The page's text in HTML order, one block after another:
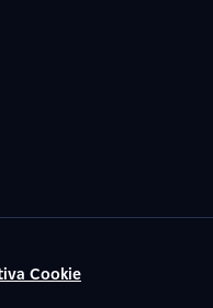
Cookie